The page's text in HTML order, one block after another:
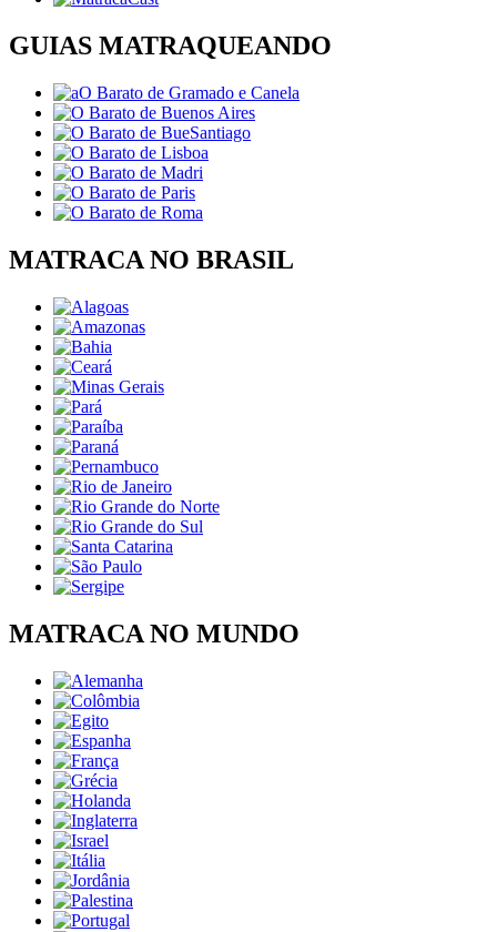
GUIAS MATRAQUEANDO
MATRACA NO BRASIL
MATRACA NO MUNDO